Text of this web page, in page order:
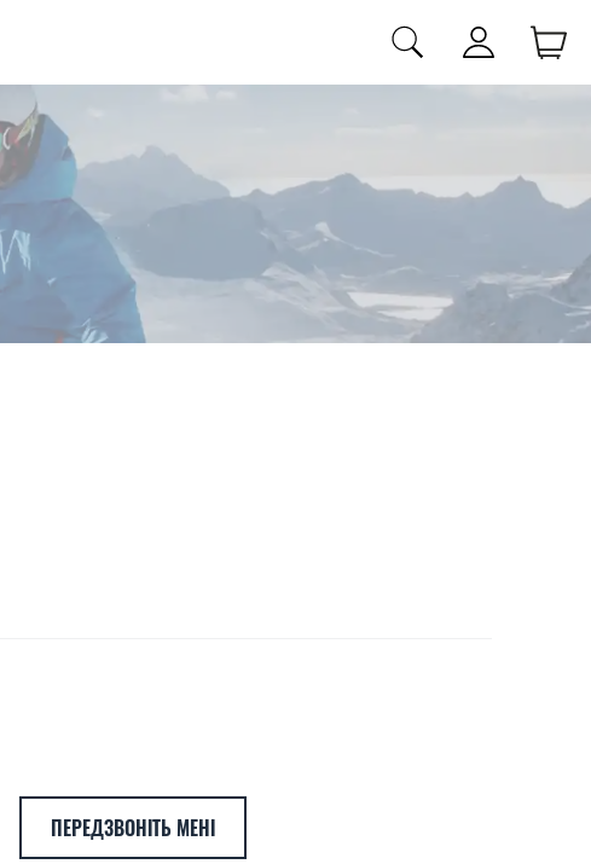
ПЕРЕДЗВОНІТЬ МЕНІ